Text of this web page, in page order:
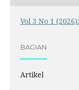
Vol 3 No 1
BAGIAN
Artikel